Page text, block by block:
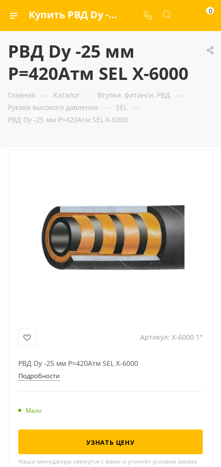
Купить РВД Dу -25 мм Р=420Атм SEL X-6000 — ООО «ГИДРАМАКС» 0
РВД Dу -25 мм
Р=420Атм SEL X-6000
Главная — Каталог — Втулки, фитинги, РВД —
Рукава высокого давления — SEL —
РВД Dу -25 мм Р=420Атм SEL X-6000
Артикул: X-6000 1"
РВД Dу -25 мм Р=420Атм SEL X-6000
Подробности
Мало
УЗНАТЬ ЦЕНУ
Наши менеджеры свяжутся с вами и уточнят условия заказа